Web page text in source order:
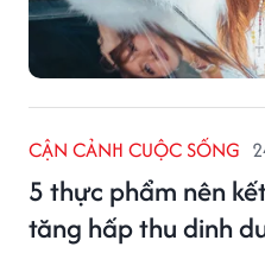
CẬN CẢNH CUỘC SỐNG
5 thực phẩm nên
tăng hấp thu dinh